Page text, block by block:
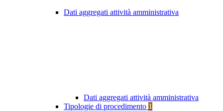
Dati aggregati attività amministrativa
Dati aggregati attività amministrativa
Tipologie di procedimento 1